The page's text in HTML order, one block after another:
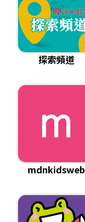
探索頻道
mdnkidsweb